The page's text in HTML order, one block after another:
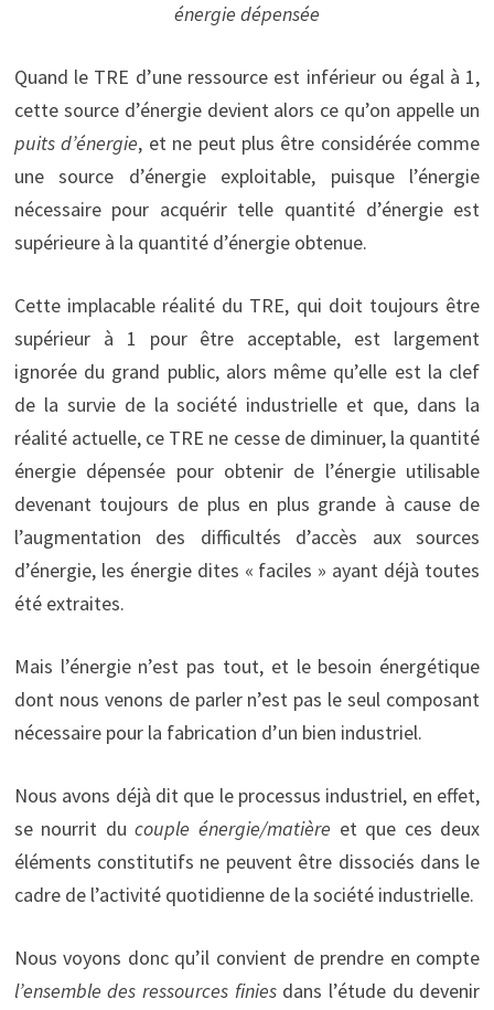
énergie dépensée
Quand le TRE d’une ressource est inférieur ou égal à 1,
cette source d’énergie devient alors ce qu’on appelle un
puits d’énergie, et ne peut plus être considérée comme
une source d’énergie exploitable, puisque l’énergie
nécessaire pour acquérir telle quantité d’énergie est
supérieure à la quantité d’énergie obtenue.
Cette implacable réalité du TRE, qui doit toujours être
supérieur à 1 pour être acceptable, est largement
ignorée du grand public, alors même qu’elle est la clef
de la survie de la société industrielle et que, dans la
réalité actuelle, ce TRE ne cesse de diminuer, la quantité
énergie dépensée pour obtenir de l’énergie utilisable
devenant toujours de plus en plus grande à cause de
l’augmentation des difficultés d’accès aux sources
d’énergie, les énergie dites « faciles » ayant déjà toutes
été extraites.
Mais l’énergie n’est pas tout, et le besoin énergétique
dont nous venons de parler n’est pas le seul composant
nécessaire pour la fabrication d’un bien industriel.
Nous avons déjà dit que le processus industriel, en effet,
se nourrit ducouple énergie/matière et que ces deux
éléments constitutifs ne peuvent être dissociés dans le
cadre de l’activité quotidienne de la société industrielle.
Nous voyons donc qu’il convient de prendre en compte
l’ensemble des ressources finiesdans l’étude du devenir